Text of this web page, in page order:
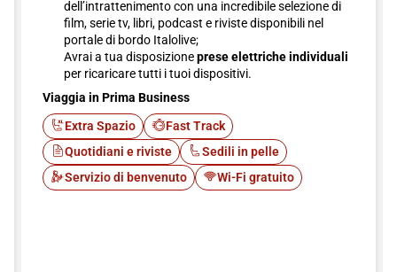
dell’intrattenimento con una incredibile selezione di
film, serie tv, libri, podcast e riviste disponibili nel
portale di bordo Italolive;
Avrai a tua disposizioneprese elettriche individuali
per ricaricare tutti i tuoi dispositivi.
Viaggia in Prima Business
Extra Spazio
Fast Track
Quotidiani e riviste
Sedili in pelle
Servizio di benvenuto
Wi-Fi gratuito